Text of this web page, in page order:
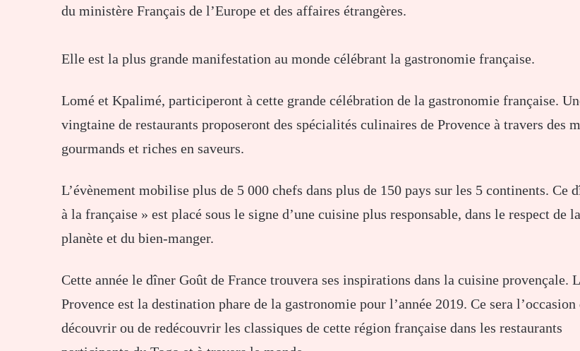
du ministère Français de l’Europe et des affaires étrangères.
Elle est la plus grande manifestation au monde célébrant la gastronomie française.
Lomé et Kpalimé, participeront à cette grande célébration de la gastronomie française.
vingtaine de restaurants proposeront des spécialités culinaires de Provence à travers des
gourmands et riches en saveurs.
L’évènement mobilise plus de 5 000 chefs dans plus de 150 pays sur les 5 continents. Ce
à la française » est placé sous le signe d’une cuisine plus responsable, dans le respect de la
planète et du bien-manger.
Cette année le dîner Goût de France trouvera ses inspirations dans la cuisine provençale.
Provence est la destination phare de la gastronomie pour l’année 2019. Ce sera l’occasion
découvrir ou de redécouvrir les classiques de cette région française dans les restaurants